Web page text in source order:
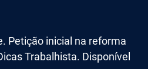
Petição inicial na reforma
Trabalhista. Disponível